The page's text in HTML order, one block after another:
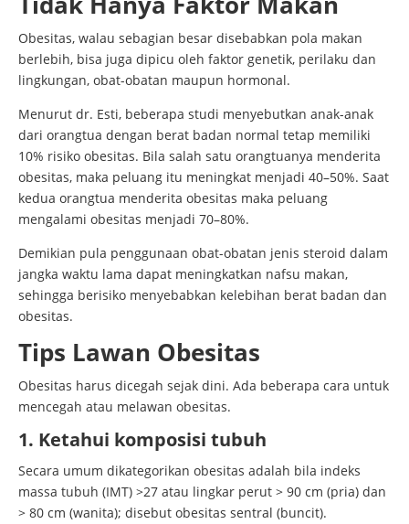
Obesitas, walau sebagian besar disebabkan pola makan
berlebih, bisa juga dipicu oleh faktor genetik, perilaku dan
lingkungan, obat-obatan maupun hormonal.
Menurut dr. Esti, beberapa studi menyebutkan anak-anak
dari orangtua dengan berat badan normal tetap memiliki
10% risiko obesitas. Bila salah satu orangtuanya menderita
obesitas, maka peluang itu meningkat menjadi 40–50%. Saat
kedua orangtua menderita obesitas maka peluang
mengalami obesitas menjadi 70–80%.
Demikian pula penggunaan obat-obatan jenis steroid dalam
jangka waktu lama dapat meningkatkan nafsu makan,
sehingga berisiko menyebabkan kelebihan berat badan dan
obesitas.
Tips Lawan Obesitas
Obesitas harus dicegah sejak dini. Ada beberapa cara untuk
mencegah atau melawan obesitas.
1. Ketahui komposisi tubuh
Secara umum dikategorikan obesitas adalah bila indeks
massa tubuh (IMT) >27 atau lingkar perut > 90 cm (pria) dan
> 80 cm (wanita); disebut obesitas sentral (buncit).